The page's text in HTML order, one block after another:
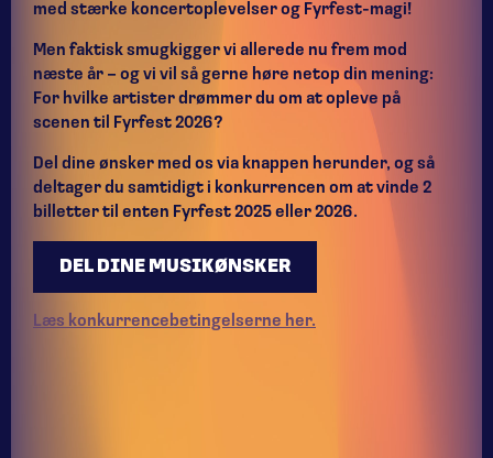
med stærke koncertoplevelser og Fyrfest-magi!
Men faktisk smugkigger vi allerede nu frem mod
næste år – og vi vil så gerne høre netop din mening:
For hvilke artister drømmer du om at opleve på
scenen til Fyrfest 2026?
Del dine ønsker med os via knappen herunder, og så
deltager du samtidigt i konkurrencen om at vinde 2
billetter til enten Fyrfest 2025 eller 2026.
DEL DINE MUSIKØNSKER
Læs konkurrencebetingelserne her.